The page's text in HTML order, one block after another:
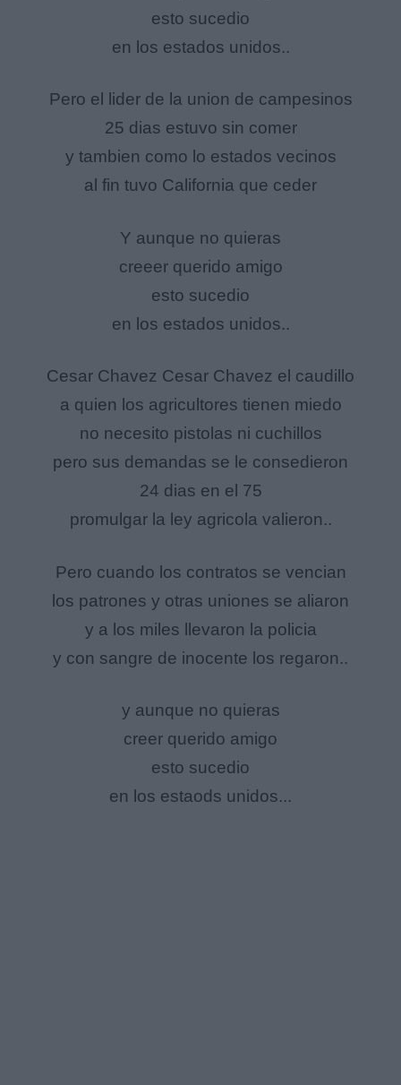
esto sucedio
en los estados unidos..
Pero el lider de la union de campesinos
25 dias estuvo sin comer
y tambien como lo estados vecinos
al fin tuvo California que ceder
Y aunque no quieras
creeer querido amigo
esto sucedio
en los estados unidos..
Cesar Chavez Cesar Chavez el caudillo
a quien los agricultores tienen miedo
no necesito pistolas ni cuchillos
pero sus demandas se le consedieron
24 dias en el 75
promulgar la ley agricola valieron..
Pero cuando los contratos se vencian
los patrones y otras uniones se aliaron
y a los miles llevaron la policia
y con sangre de inocente los regaron..
y aunque no quieras
creer querido amigo
esto sucedio
en los estaods unidos...